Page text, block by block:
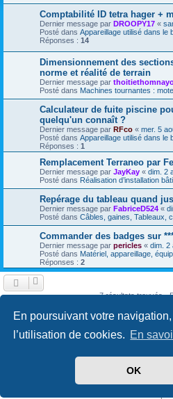
En poursuivant votre
l’utilisation de cookies. En
OK
Comptabilité ID tetra hager +
Dernier message par DROOPY17 «
Posté dans Appareillage utilisé dans le
Réponses : 14
Dimensionnement des
norme et réalité de terrain
Dernier message par
Posté dans Machines tournantes :
Calculateur de fuite piscine
quelqu'un connaît ?
Dernier message par RFco « mer. 5
Posté dans Appareillage utilisé dans le
Réponses : 1
Remplacement Terraneo par
Dernier message par JayKay « dim. 2
Posté dans Réalisation d’installation
Repérage du tableau quand
Dernier message par FabriceD524 «
Posté dans Câbles, gaines, Tableaux,
Commander des badges sur
Dernier message par pericles « dim. 2
Posté dans Matériel, appareillage,
Réponses : 2
7 résultats trouvés •
phpBB ® Forum